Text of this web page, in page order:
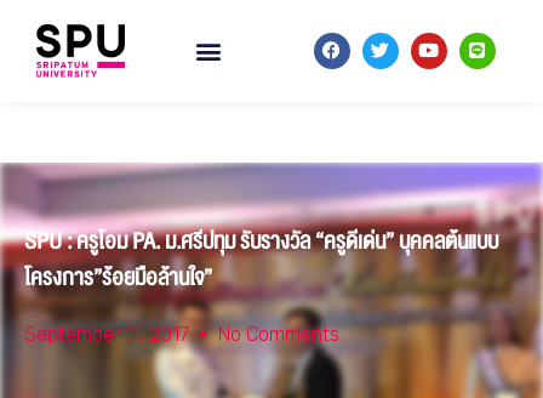
SPU : ครูโอม PA. ม.ศรีปทุม รับรางวัล “ครูดีเด่น” บุคคลต้นแบบ
โครงการ”ร้อยมือล้านใจ”
September 11, 2017 No Comments